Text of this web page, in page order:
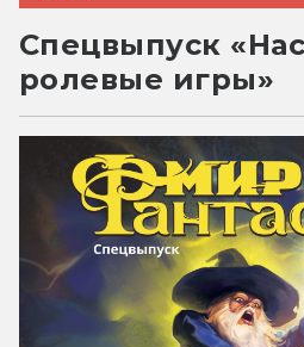
Спецвыпуск
ролевые игры»